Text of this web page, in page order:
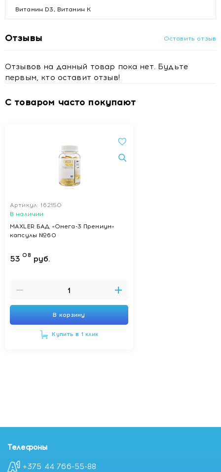
Витамин D3, Витамин К
Отзывы Оставить отзыв
Отзывов на данный товар пока нет. Будьте
первым, кто оставит отзыв!
С товаром часто покупают
Артикул: 162150
В наличии
MAXLER БАД «Омега-3 Премиум»
капсулы №60
53 08 руб.
В корзину
Купить в 1 клик
Телефоны
+375 44 766-55-88